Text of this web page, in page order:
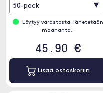
50-pack ▾
Löytyy varastosta, lähetetään
maananta..
45.90 €
Lisää ostoskoriin